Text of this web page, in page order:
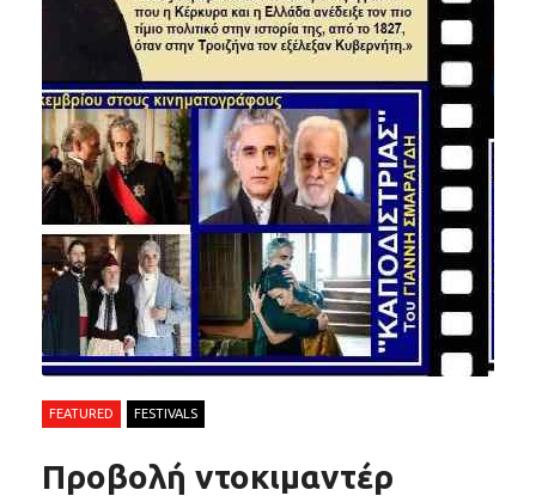
FEATURED FESTIVALS
Προβολή ντοκιμαντέρ